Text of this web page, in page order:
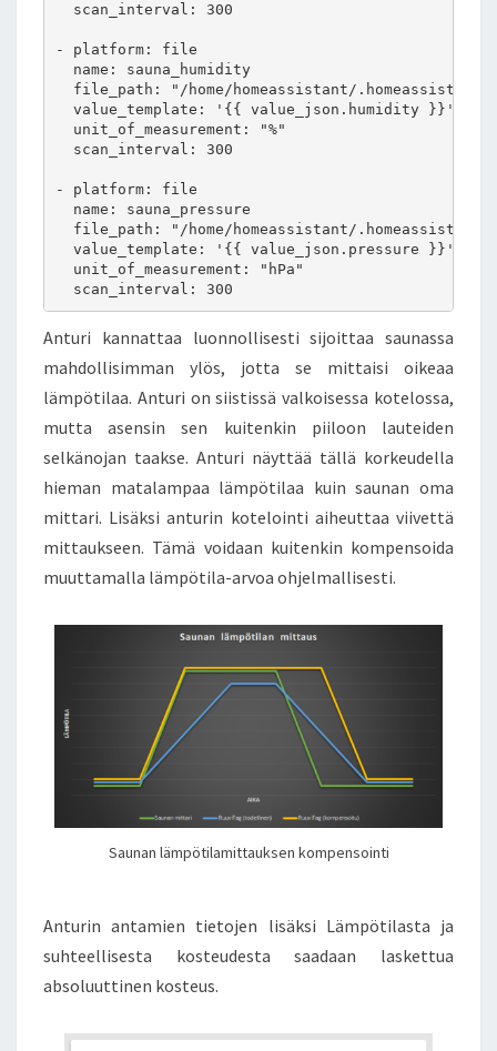
  scan_interval: 300
- platform: file
  name: sauna_humidity
file_path: "/home/homeassistant/
  value_template: '{{ value_json.humidity }}'
  unit_of_measurement: "%"
  scan_interval: 300
- platform: file
  name: sauna_pressure
file_path: "/home/homeassistant/
  value_template: '{{ value_json.pressure }}'
  unit_of_measurement: "hPa"
  scan_interval: 300
Anturi kannattaa luonnollisesti sijoittaa saunassa
mahdollisimman ylös, jotta se mittaisi oikeaa
lämpötilaa. Anturi on siistissä valkoisessa kotelossa,
mutta asensin sen kuitenkin piiloon lauteiden
selkänojan taakse. Anturi näyttää tällä korkeudella
hieman matalampaa lämpötilaa kuin saunan oma
mittari. Lisäksi anturin kotelointi aiheuttaa viivettä
mittaukseen. Tämä voidaan kuitenkin kompensoida
muuttamalla lämpötila-arvoa ohjelmallisesti.
Saunan lämpötilamittauksen kompensointi
Anturin antamien tietojen lisäksi Lämpötilasta ja
suhteellisesta kosteudesta saadaan laskettua
absoluuttinen kosteus.